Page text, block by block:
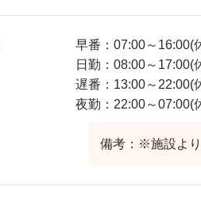
早番：07:00～16:00(
日勤：08:00～17:00(
遅番：13:00～22:00(
夜勤：22:00～07:00(
備考：※施設よ